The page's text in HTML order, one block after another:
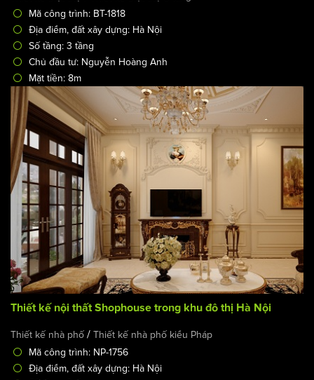
Cải tạo biệt thự xây thô với thiết kế nội ngoại thất sang
trọng
Thiết kế biệt thự/Thiết kế biệt thự 3 tầng
Mã công trình: BT-1818
Địa điểm, đất xây dựng: Hà Nội
Số tầng: 3 tầng
Chủ đầu tư: Nguyễn Hoàng Anh
Mặt tiền: 8m
Thiết kế nhà phố/Thiết kế nhà phố kiểu Pháp